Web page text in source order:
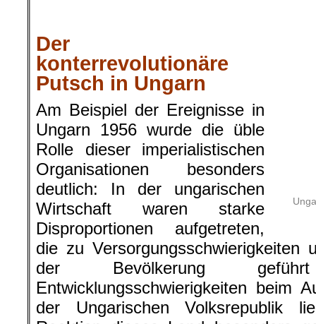
Der
konterrevolutionäre
Putsch in Ungarn
Am Beispiel der Ereignisse in
Rolle dieser imperialistischen
deutlich: In der ungarischen
Disproportionen
Versorgungsschwierigkeiten und
Bevölkerung geführt hatten. Diese
beim Aufbau des Sozialismus in der
ließen der internationalen
geeignet erscheinen, seine
rückgängig zu machen. Es sollte in
gegen die sozialistischen Staaten